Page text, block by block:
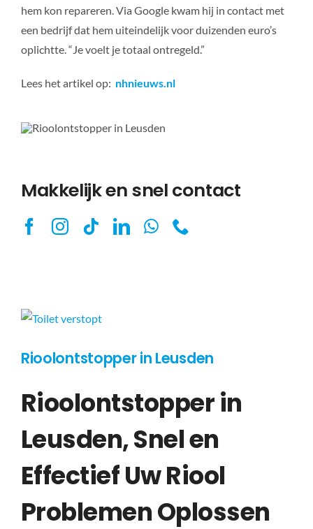
hem kon repareren. Via Google kwam hij in contact met
een bedrijf dat hem uiteindelijk voor duizenden euro’s
oplichtte. “Je voelt je totaal ontregeld.”
Lees het artikel op: nhnieuws.nl
Makkelijk en snel contact
Rioolontstopper in Leusden
Rioolontstopper in
Leusden, Snel en
Effectief Uw Riool
Problemen Oplossen